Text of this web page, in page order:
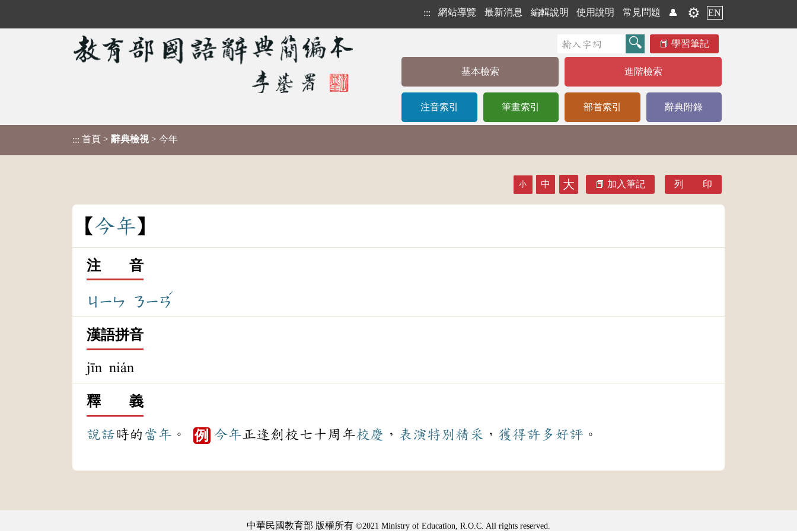
::: 網站導覽 最新消息 編輯說明 使用說明 常見問題 👤 ⚙️ EN
學習筆記
基本檢索 進階檢索
注音索引 筆畫索引 部首索引 辭典附錄
::: 首頁 > 辭典檢視 > 今年
小 中 大 加入筆記 列 印
今年
注 音
ㄐㄧㄣ ㄋㄧㄢ
ˊ
漢語拼音
jīn nián
釋 義
說話時的 當年 。 例 今年正逢創校七十周年校慶 ， 表演特別精采 ， 獲得許多 好評 。
中華民國教育部 版權所有 ©2021 Ministry of Education, R.O.C. All rights reserved.